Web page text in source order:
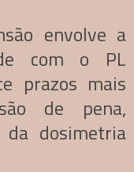
envolve a
com o PL
prazos mais
de pena,
dosimetria